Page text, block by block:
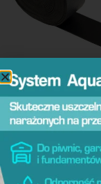
DENSO-AV
Dowiedz się